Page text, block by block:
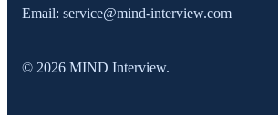
Email: service@mind-interview.com
© 2026 MIND Interview.